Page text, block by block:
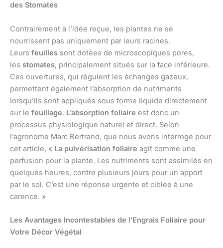
des Stomates
Contrairement à l’idée reçue, les plantes ne se
nourrissent pas uniquement par leurs racines.
Leurs feuilles sont dotées de microscopiques pores,
les stomates, principalement situés sur la face inférieure.
Ces ouvertures, qui régulent les échanges gazeux,
permettent également l’absorption de nutriments
lorsqu’ils sont appliqués sous forme liquide directement
sur le feuillage. L’absorption foliaire est donc un
processus physiologique naturel et direct. Selon
l’agronome Marc Bertrand, que nous avons interrogé pour
cet article, « La pulvérisation foliaire agit comme une
perfusion pour la plante. Les nutriments sont assimilés en
quelques heures, contre plusieurs jours pour un apport
par le sol. C’est une réponse urgente et ciblée à une
carence. »
Les Avantages Incontestables de l’Engrais Foliaire pour
Votre Décor Végétal